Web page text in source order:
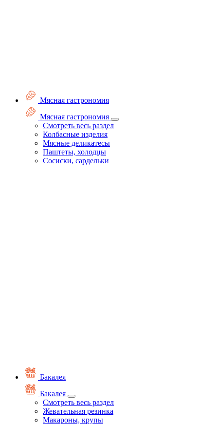
Мясная гастрономия
Мясная гастрономия
Смотреть весь раздел
Колбасные изделия
Мясные деликатесы
Паштеты, холодцы
Сосиски, сардельки
Бакалея
Бакалея
Смотреть весь раздел
Жевательная резинка
Макароны, крупы